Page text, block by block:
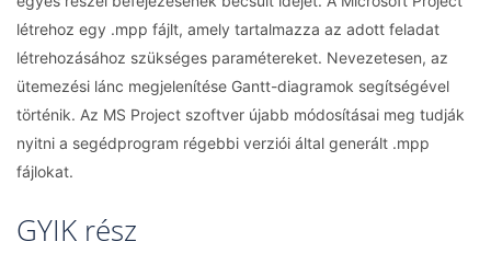
létrehoz egy .mpp fájlt, amely tartalmazza az adott feladat
létrehozásához szükséges paramétereket. Nevezetesen, az
ütemezési lánc megjelenítése Gantt-diagramok segítségével
történik. Az MS Project szoftver újabb módosításai meg tudják
nyitni a segédprogram régebbi verziói által generált .mpp
fájlokat.
GYIK rész